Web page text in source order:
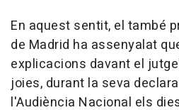
En aquest sentit, el també
de Madrid ha assenyalat
explicacions davant el
joies, durant la seva
l'Audiència Nacional els